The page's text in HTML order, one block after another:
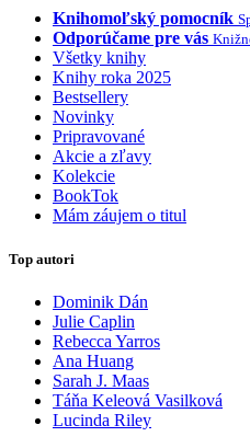
Knihomoľský pomocník
Odporúčame pre vás
Všetky knihy
Knihy roka 2025
Bestsellery
Novinky
Pripravované
Akcie a zľavy
Kolekcie
BookTok
Mám záujem o titul
Top autori
Dominik Dán
Julie Caplin
Rebecca Yarros
Ana Huang
Sarah J. Maas
Táňa Keleová Vasilková
Lucinda Riley